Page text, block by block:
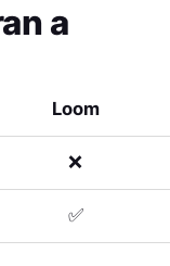
a
Loom
❌
✅